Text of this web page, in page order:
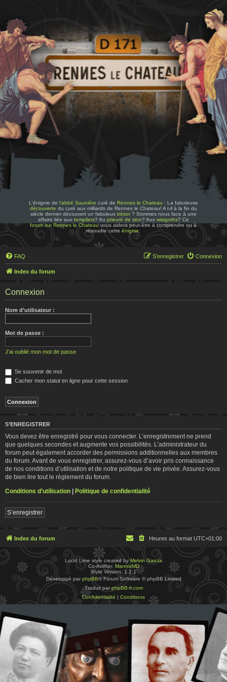
L'énigme de l'abbé Saunière curé de Rennes le Chateau : La fabuleuse
découverte du curé aux milliards de Rennes le Chateau! A t-il à la fin du
siècle dernier découvert un fabuleux trésor? Sommes nous face à une
affaire liée aux templiers? Au prieuré de sion? Aux wisigoths? Ce
forum sur Rennes le Chateauvous aidera peut-être à comprendre ou à
résoudre cetteénigme
FAQ Connexion
S’enregistrer
Index du forum
Connexion
Nom d’utilisateur :
Mot de passe :
J’ai oublié mon mot de passe
Se souvenir de moi
Cacher mon statut en ligne pour cette session
S’ENREGISTRER
Vous devez être enregistré pour vous connecter. L’enregistrement ne prend
que quelques secondes et augmente vos possibilités. L’administrateur du
forum peut également accorder des permissions additionnelles aux membres
du forum. Avant de vous enregistrer, assurez-vous d’avoir pris connaissance
de nos conditions d’utilisation et de notre politique de vie privée. Assurez-vous
de bien lire tout le règlement du forum.
Conditions d’utilisation | Politique de confidentialité
S’enregistrer
Index du forum Heures au format UTC+01:00
Lucid Lime style created byMelvin García
Co-Author: MannixMD
Style Version: 1.2.1
Développé par phpBB® Forum Software © phpBB Limited
Traduit parphpBB-fr.com
Confidentialité | Conditions